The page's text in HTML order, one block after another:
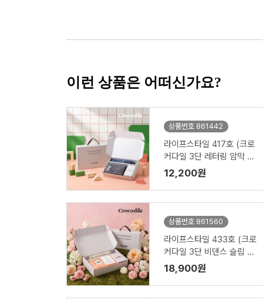
이런 상품은 어떠신가요?
상품번호 861442
라이프스타일 417호 (크로
커다일 3단 레터링 암막 전
자동 우산 VIP+심플 타올 1
50g)
12,200원
상품번호 861560
라이프스타일 433호 (크로
커다일 3단 비덴스 슬림 암
막 우양산 VIP+시그니처 타
올 220g)
18,900원